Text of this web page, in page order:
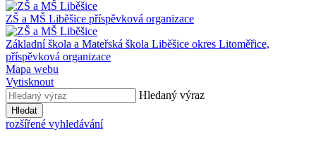
ZŠ a MŠ Liběšice příspěvková organizace
Základní škola a Mateřská škola Liběšice okres Litoměřice,
příspěvková organizace
Mapa webu
Vytisknout
Hledaný výraz
Hledat
rozšířené vyhledávání